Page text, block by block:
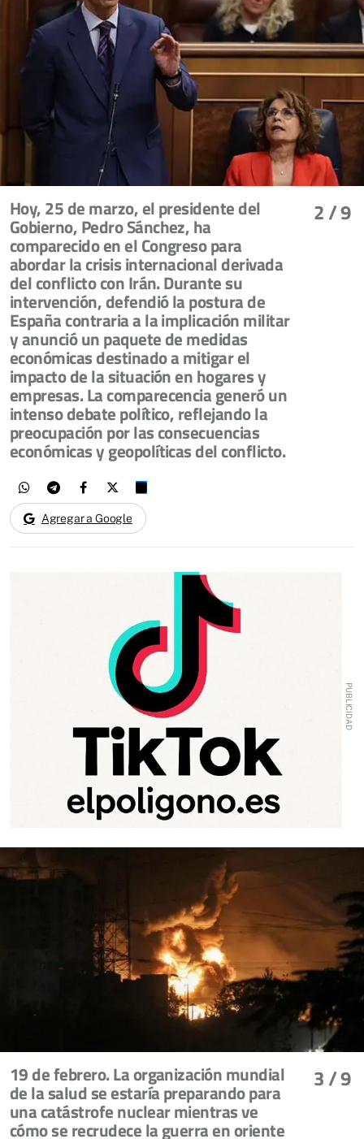
2/ 9
Hoy, 25 de marzo, el presidente del
Gobierno, Pedro Sánchez, ha
comparecido en el Congreso para
abordar la crisis internacional derivada
del conflicto con Irán. Durante su
intervención, defendió la postura de
España contraria a la implicación militar
y anunció un paquete de medidas
económicas destinado a mitigar el
impacto de la situación en hogares y
empresas. La comparecencia generó un
intenso debate político, reflejando la
preocupación por las consecuencias
económicas y geopolíticas del conflicto.
Agregar a Google
3/ 9
19 de febrero. La organización mundial
de la salud se estaría preparando para
una catástrofe nuclear mientras ve
cómo se recrudece la guerra en oriente